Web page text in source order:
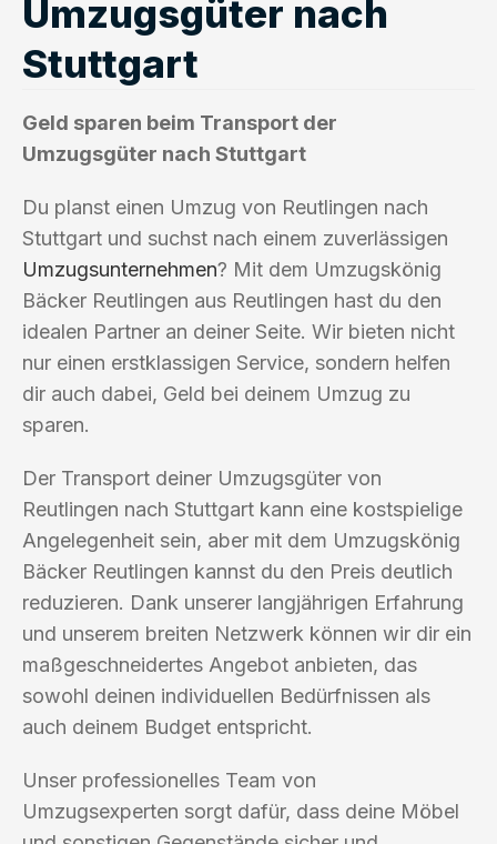
Umzugsgüter nach
Stuttgart
Geld sparen beim Transport der
Umzugsgüter nach Stuttgart
Du planst einen Umzug von Reutlingen nach
Stuttgart und suchst nach einem zuverlässigen
Umzugsunternehmen? Mit dem Umzugskönig
Bäcker Reutlingen aus Reutlingen hast du den
idealen Partner an deiner Seite. Wir bieten nicht
nur einen erstklassigen Service, sondern helfen
dir auch dabei, Geld bei deinem Umzug zu
sparen.
Der Transport deiner Umzugsgüter von
Reutlingen nach Stuttgart kann eine kostspielige
Angelegenheit sein, aber mit dem Umzugskönig
Bäcker Reutlingen kannst du den Preis deutlich
reduzieren. Dank unserer langjährigen Erfahrung
und unserem breiten Netzwerk können wir dir ein
maßgeschneidertes Angebot anbieten, das
sowohl deinen individuellen Bedürfnissen als
auch deinem Budget entspricht.
Unser professionelles Team von
Umzugsexperten sorgt dafür, dass deine Möbel